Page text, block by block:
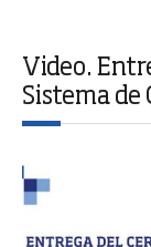
Video.
Sistema de